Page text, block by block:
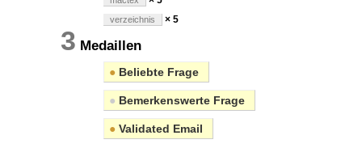
verzeichnis × 5
3 Medaillen
● Beliebte Frage
● Bemerkenswerte Frage
● Validated Email